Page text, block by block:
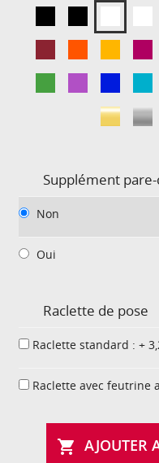
Supplément
Non
Oui
Raclette de pose
Raclette standard : +
Raclette avec feutrine
 AJOUTER